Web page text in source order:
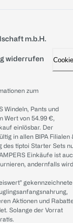
m.b.H.
widerrufen
zum
Windeln, Pants und
Wert von 54.99 €,
einlösbar. Der
in allen BIPA Filialen
des tiptoi Starter Sets
Einkäufe ist
andernfalls wird
gekennzeichnete
Aktionen und
Solange der Vorrat